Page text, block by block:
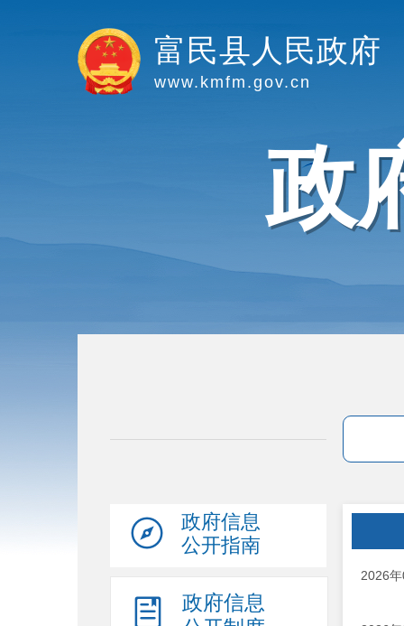
富民县人民政府
www.kmfm.gov.cn
政
政府信息
公开指南
政府信息
2026